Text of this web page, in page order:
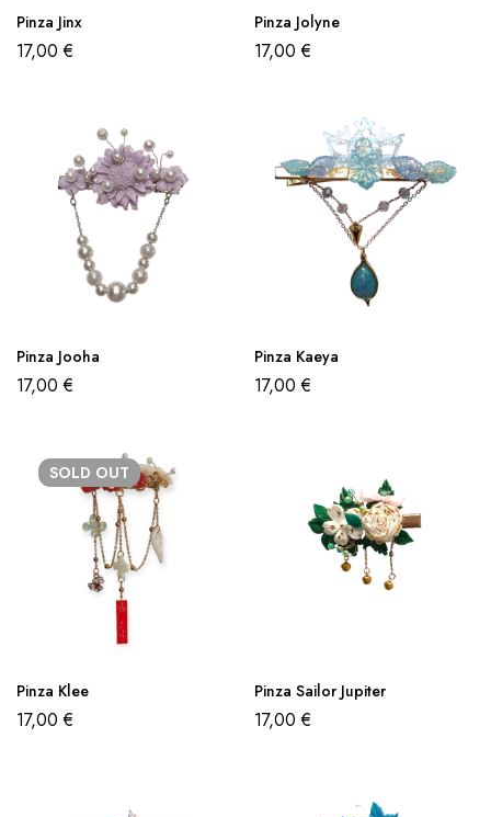
Pinza Jinx
17,00€
Pinza Jolyne
17,00€
Pinza Jooha
17,00€
Pinza Kaeya
17,00€
SOLD OUT
Pinza Klee
17,00€
Pinza Sailor Jupiter
17,00€